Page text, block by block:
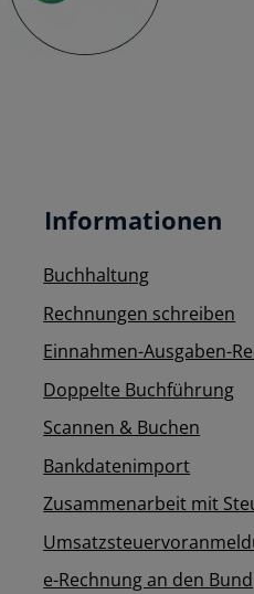
Informationen
Buchhaltung
Rechnungen schreiben
Einnahmen-Ausgaben-
Doppelte Buchführung
Scannen & Buchen
Bankdatenimport
Zusammenarbeit mit
e-Rechnung an den Bund